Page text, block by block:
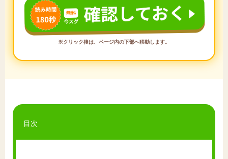
※クリック後は、ページ内の下部へ移動します。
目次